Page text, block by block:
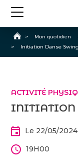
Accueil
> Mon quotidien
>
Initiation Danse Swing
ACTIVITÉ
INITIATION
Le 22/05/2024
19H00